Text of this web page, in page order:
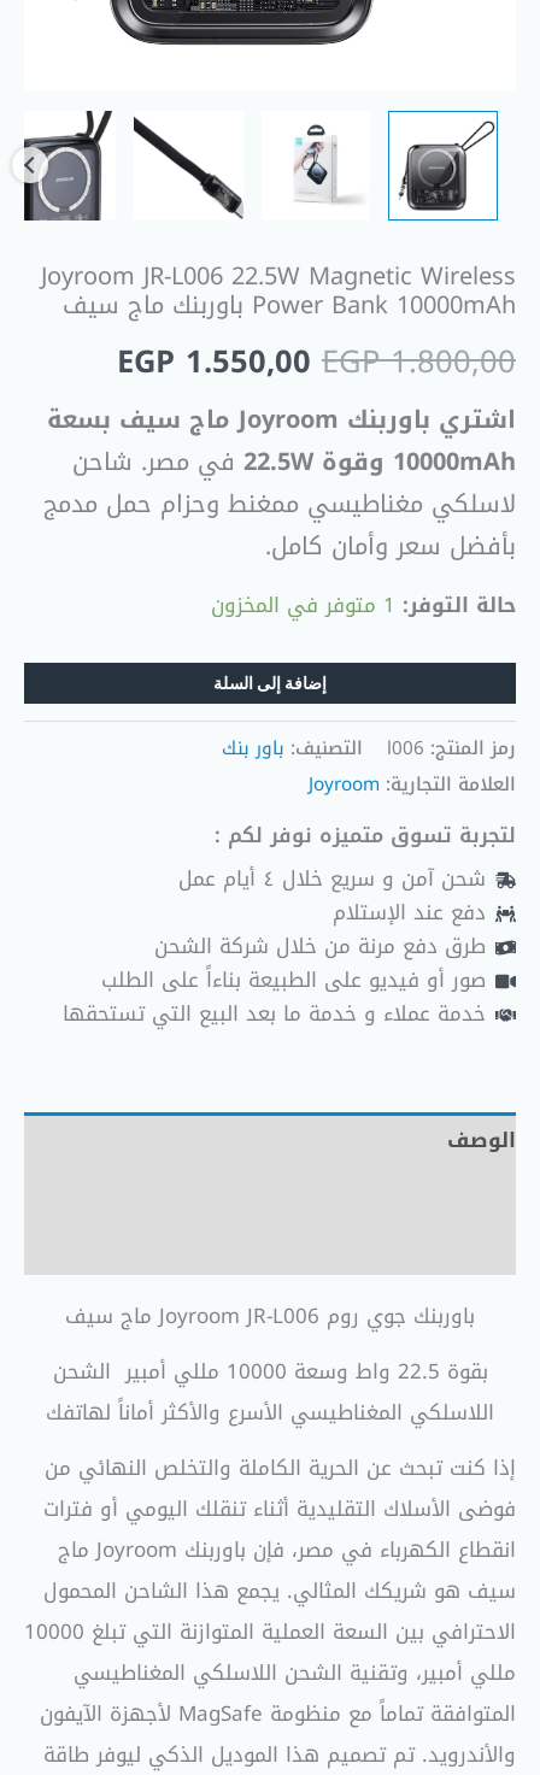
Joyroom JR-L006 22.5W Magnetic Wireless
Power Bank 10000mAh باوربنك ماج سيف
EGP1.800,00
EGP 1.550,00
اشتري باوربنك Joyroom ماج سيف بسعة
10000mAh وقوة 22.5W
في مصر. شاحن
لاسلكي مغناطيسي ممغنط وحزام حمل مدمج
بأفضل سعر وأمان كامل.
حالة التوفر: 1 متوفر في المخزون
إضافة إلى السلة
رمز المنتج: l006 التصنيف: باور بنك
العلامة التجارية: Joyroom
لتجربة تسوق متميزه نوفر لكم :
شحن آمن و سريع خلال ٤ أيام عمل
دفع عند الإستلام
طرق دفع مرنة من خلال شركة الشحن
صور أو فيديو على الطبيعة بناءاً على الطلب
خدمة عملاء و خدمة ما بعد البيع التي تستحقها
الوصف
باوربنك جوي روم Joyroom JR-L006 ماج سيف
بقوة 22.5 واط وسعة 10000 مللي أمبير الشحن
اللاسلكي المغناطيسي الأسرع والأكثر أماناً لهاتفك
إذا كنت تبحث عن الحرية الكاملة والتخلص النهائي من
فوضى الأسلاك التقليدية أثناء تنقلك اليومي أو فترات
انقطاع الكهرباء في مصر، فإن باوربنك Joyroom ماج
سيف هو شريكك المثالي. يجمع هذا الشاحن المحمول
الاحترافي بين السعة العملية المتوازنة التي تبلغ 10000
مللي أمبير، وتقنية الشحن اللاسلكي المغناطيسي
المتوافقة تماماً مع منظومة MagSafe لأجهزة الآيفون
والأندرويد. تم تصميم هذا الموديل الذكي ليوفر طاقة